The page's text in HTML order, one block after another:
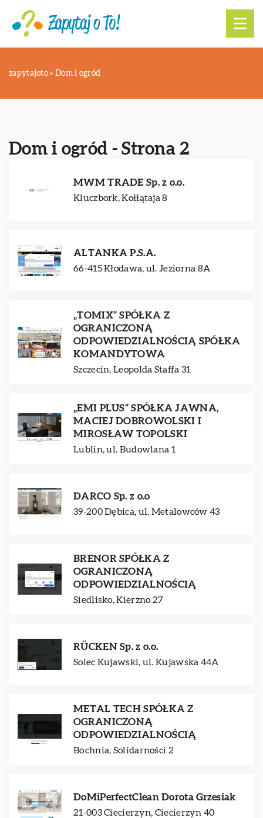
zapytajoto » Dom i ogród
Dom i ogród - Strona 2
MWM TRADE Sp. z o.o.
Kluczbork, Kołłątaja 8
ALTANKA P.S.A.
66-415 Kłodawa, ul. Jeziorna 8A
„TOMIX” SPÓŁKA Z
OGRANICZONĄ
ODPOWIEDZIALNOŚCIĄ SPÓŁKA
KOMANDYTOWA
Szczecin, Leopolda Staffa 31
„EMI PLUS” SPÓŁKA JAWNA,
MACIEJ DOBROWOLSKI I
MIROSŁAW TOPOLSKI
Lublin, ul. Budowlana 1
DARCO Sp. z o.o
39-200 Dębica, ul. Metalowców 43
BRENOR SPÓŁKA Z
OGRANICZONĄ
ODPOWIEDZIALNOŚCIĄ
Siedlisko, Kierzno 27
RÜCKEN Sp. z o.o.
Solec Kujawski, ul. Kujawska 44A
METAL TECH SPÓŁKA Z
OGRANICZONĄ
ODPOWIEDZIALNOŚCIĄ
Bochnia, Solidarności 2
DoMiPerfectClean Dorota Grzesiak
21-003 Ciecierzyn, Ciecierzyn 40